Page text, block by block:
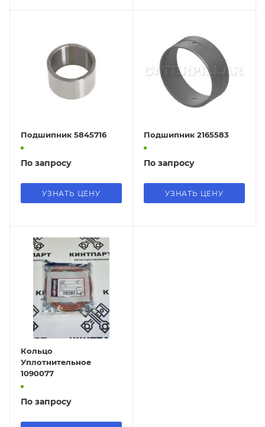
Подшипник 5845716
По запросу
УЗНАТЬ ЦЕНУ
Подшипник 2165583
По запросу
УЗНАТЬ ЦЕНУ
Кольцо
Уплотнительное
1090077
По запросу